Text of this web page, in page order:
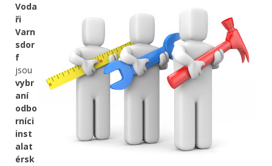
Voda
ři
Varn
sdor
f
jsou
vybr
aní
odbo
rníci
inst
alat
érsk